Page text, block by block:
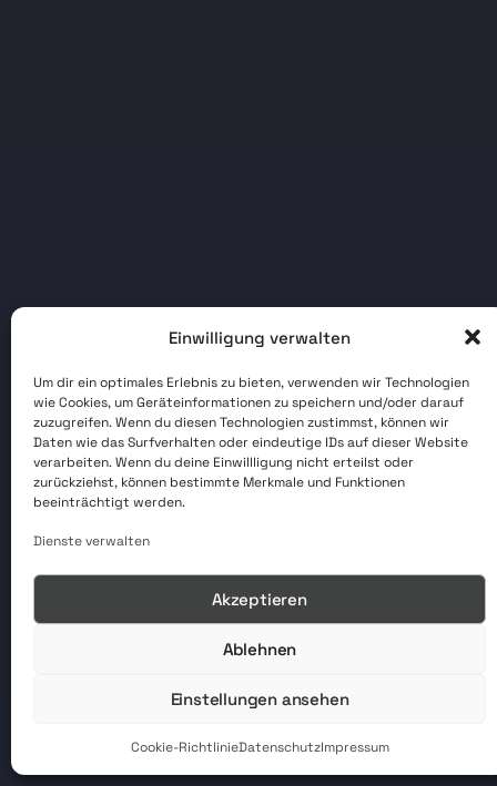
Einwilligung verwalten
Um dir ein optimales Erlebnis zu bieten, verwenden wir Technologien
wie Cookies, um Geräteinformationen zu speichern und/oder darauf
zuzugreifen. Wenn du diesen Technologien zustimmst, können wir
Daten wie das Surfverhalten oder eindeutige IDs auf dieser Website
verarbeiten. Wenn du deine Einwillligung nicht erteilst oder
zurückziehst, können bestimmte Merkmale und Funktionen
beeinträchtigt werden.
Dienste verwalten
Akzeptieren
Ablehnen
Einstellungen ansehen
Cookie-RichtlinieDatenschutzImpressum